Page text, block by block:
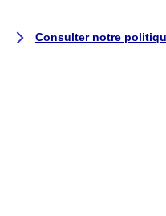
Dépannage et
Consulter notre